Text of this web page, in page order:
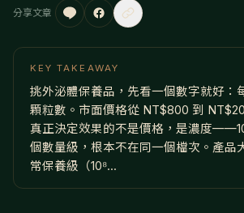
分享文章
KEY TAKEAWAY
挑外泌體保養品，先看一個數字就好：
顆粒數。市面價格從 NT$800 到
真正決定效果的不是價格，是濃度
個數量級，根本不在同一個檔次。產品
常保養級（10⁸...